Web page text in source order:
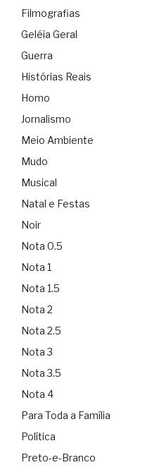
Filmografias
Geléia Geral
Guerra
Histórias Reais
Homo
Jornalismo
Meio Ambiente
Mudo
Musical
Natal e Festas
Noir
Nota 0.5
Nota 1
Nota 1.5
Nota 2
Nota 2.5
Nota 3
Nota 3.5
Nota 4
Para Toda a Família
Política
Preto-e-Branco